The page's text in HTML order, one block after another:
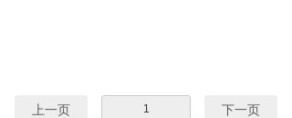
上一页 1 下一页